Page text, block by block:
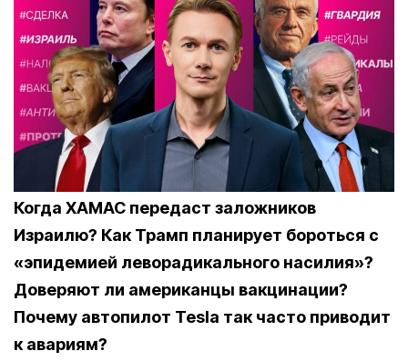
Когда ХАМАС передаст заложников
Израилю? Как Трамп планирует бороться с
«эпидемией леворадикального насилия»?
Доверяют ли американцы вакцинации?
Почему автопилот Tesla так часто приводит
к авариям?